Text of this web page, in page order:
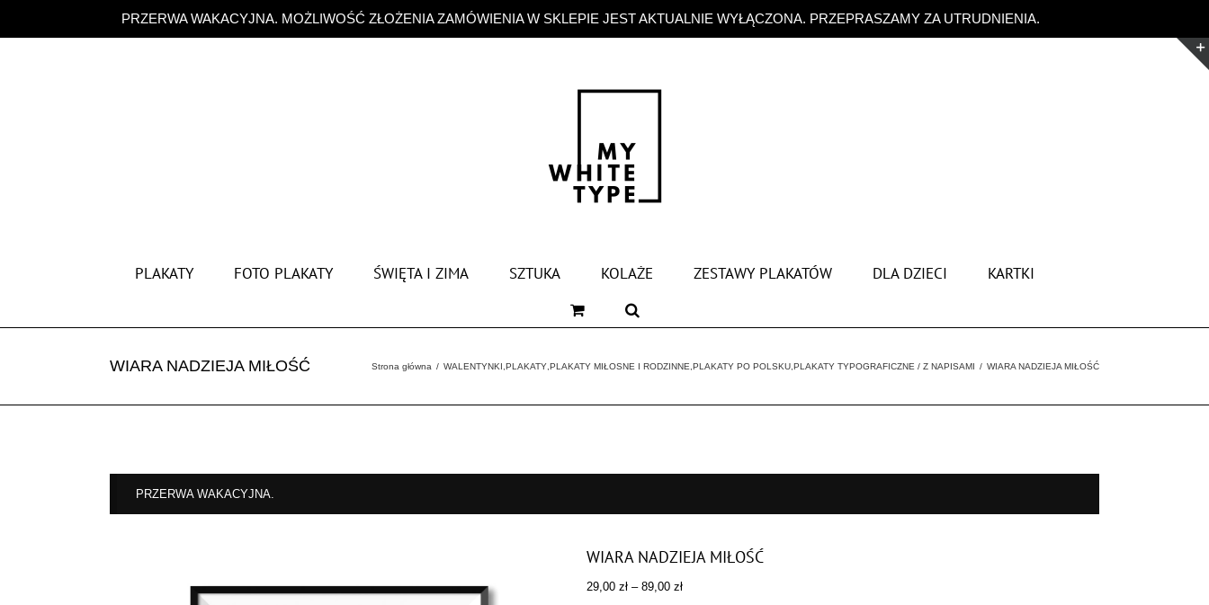
PRZERWA WAKACYJNA. MOŻLIWOŚĆ ZŁOŻENIA ZAMÓWIENIA W SKLEPIE JEST AKTUALNIE WYŁĄCZONA. PRZEPRASZAMY ZA UTRUDNIENIA.
zawartości
PLAKATY FOTO PLAKATY ŚWIĘTA I ZIMA SZTUKA KOLAŻE ZESTAWY PLAKATÓW DLA DZIECI KARTKI
WIARA NADZIEJA MIŁOŚĆ Strona główna WALENTYNKI PLAKATY PLAKATY MIŁOSNE I RODZINNE PLAKATY PO POLSKU PLAKATY TYPOGRAFICZNE / Z NAPISAMI WIARA NADZIEJA MIŁOŚĆ
PRZERWA WAKACYJNA.
WIARA NADZIEJA MIŁOŚĆ
29,00 zł – 89,00 złZakres